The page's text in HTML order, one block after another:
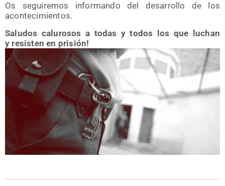
Os segui­re­mos infor­man­do del desa­rro­llo de los
acontecimientos.
Salu­dos calu­ro­sos a todas y todos los que luchan
y resis­ten en prisión!